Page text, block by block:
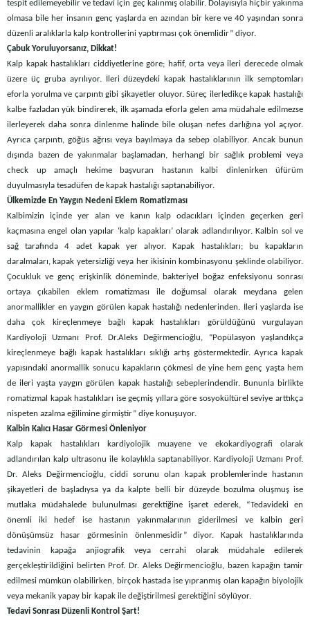
tespit edilemeyebilir ve tedavi için geç kalınmış olabilir. Dolayısıyla hiçbir yakınma
olmasa bile her insanın genç yaşlarda en azından bir kere ve 40 yaşından sonra
düzenli aralıklarla kalp kontrollerini yaptırması çok önemlidir” diyor.
Çabuk Yoruluyorsanız, Dikkat!
Kalp kapak hastalıkları ciddiyetlerine göre; hafif, orta veya ileri derecede olmak
üzere üç gruba ayrılıyor. İleri düzeydeki kapak hastalıklarının ilk semptomları
eforla yorulma ve çarpıntı gibi şikayetler oluyor. Süreç ilerledikçe kapak hastalığı
kalbe fazladan yük bindirerek, ilk aşamada eforla gelen ama müdahale edilmezse
ilerleyerek daha sonra dinlenme halinde bile oluşan nefes darlığına yol açıyor.
Ayrıca çarpıntı, göğüs ağrısı veya bayılmaya da sebep olabiliyor. Ancak bunun
dışında bazen de yakınmalar başlamadan, herhangi bir sağlık problemi veya
check up amaçlı hekime başvuran hastanın kalbi dinlenirken üfürüm
duyulmasıyla tesadüfen de kapak hastalığı saptanabiliyor.
Ülkemizde En Yaygın Nedeni Eklem Romatizması
Kalbimizin içinde yer alan ve kanın kalp odacıkları içinden geçerken geri
kaçmasına engel olan yapılar ‘kalp kapakları’ olarak adlandırılıyor. Kalbin sol ve
sağ tarafında 4 adet kapak yer alıyor. Kapak hastalıkları; bu kapakların
daralmaları, kapak yetersizliği veya her ikisinin kombinasyonu şeklinde olabiliyor.
Çocukluk ve genç erişkinlik döneminde, bakteriyel boğaz enfeksiyonu sonrası
ortaya çıkabilen eklem romatizması ile doğumsal olarak meydana gelen
anormallikler en yaygın görülen kapak hastalığı nedenlerinden. İleri yaşlarda ise
daha çok kireçlenmeye bağlı kapak hastalıkları görüldüğünü vurgulayan
Kardiyoloji Uzmanı Prof. Dr.Aleks Değirmencioğlu, “Popülasyon yaşlandıkça
kireçlenmeye bağlı kapak hastalıkları sıklığı artış göstermektedir. Ayrıca kapak
yapısındaki anormallik sonucu kapakların çökmesi de yine hem genç yaşta hem
de ileri yaşta yaygın görülen kapak hastalığı sebeplerindendir. Bununla birlikte
romatizmal kapak hastalıkları ise geçmiş yıllara göre sosyokültürel seviye arttıkça
nispeten azalma eğilimine girmiştir” diye konuşuyor.
Kalbin Kalıcı Hasar Görmesi Önleniyor
Kalp kapak hastalıkları kardiyolojik muayene ve ekokardiyografi olarak
adlandırılan kalp ultrasonu ile kolaylıkla saptanabiliyor. Kardiyoloji Uzmanı Prof.
Dr. Aleks Değirmencioğlu, ciddi sorunu olan kapak problemlerinde hastanın
şikayetleri de başladıysa ya da kalpte belli bir düzeyde bozulma oluşmuş ise
mutlaka müdahalede bulunulması gerektiğine işaret ederek, “Tedavideki en
önemli iki hedef ise hastanın yakınmalarının giderilmesi ve kalbin geri
dönüşümsüz hasar görmesinin önlenmesidir” diyor. Kapak hastalıklarında
tedavinin kapağa anjiografik veya cerrahi olarak müdahale edilerek
gerçekleştirildiğini belirten Prof. Dr. Aleks Değirmencioğlu, bazen kapağın tamir
edilmesi mümkün olabilirken, birçok hastada ise yıpranmış olan kapağın biyolojik
veya mekanik yapay bir kapak ile değiştirilmesi gerektiğini söylüyor.
Tedavi Sonrası Düzenli Kontrol Şart!